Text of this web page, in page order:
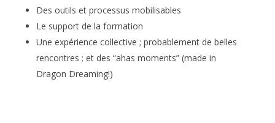
Des outils et processus mobilisables
Le support de la formation
Une expérience collective ; probablement de belles
rencontres ; et des “ahas moments” (made in
Dragon Dreaming!)